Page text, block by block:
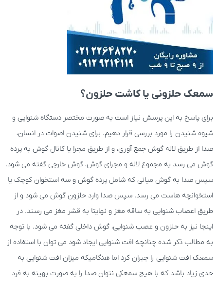
سمعک حلزونی یا کاشت حلزون؟
برای پاسخ به این پرسش نیاز است به صورت مختصر دستگاه شنوایی و
شیوه شنیدن را مورد بررسی قرار دهیم. برای شنیدن اصوات در انسان،
صدا از طریق لاله گوش جمع آوری، و از طریق مجرا یا کانال گوش به پرده
گوش می رسد به مجموع لاله و مجرای گوش، گوش خارجی گفته می شود.
سپس صدا به گوش میانی که شامل پرده گوش و سه استخوان کوچک یا
استخوانچه هاست می رسد. سپس صدا وارد حلزون گوش می شود و از
طریق اعصاب شنوایی به ساقه مغز و نهایتا به قشر مغز می رسند. در
اینجا نیز به حلزون و عصب شنوایی، گوش داخلی گفته می شود. با توجه
به مطالب ذکر شده چنانچه افت شنوایی ایجاد شود می توان با استفاده از
سمعک افت شنوایی را جبران کرد اما هنگامیکه میزان افت شنوایی به
حدی زیاد باشد که با هیچ سمعکی نتوان صدا را به صورت بهینه به فرد